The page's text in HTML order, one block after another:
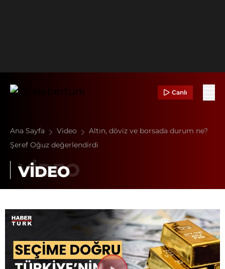
Canlı
Ana Sayfa Video
Altın, döviz ve borsada durum ne?
Şeref Oğuz değerlendirdi
VİDEO